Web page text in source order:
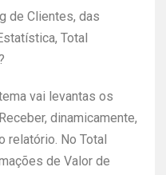
de Clientes, das
Total
vai levantas os
dinamicamente,
relatório. No Total
de Valor de